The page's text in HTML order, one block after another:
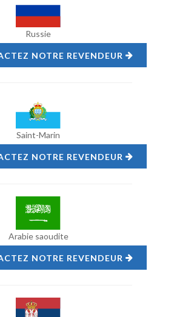
Russie
NOTRE REVENDEUR
Saint-Marin
NOTRE REVENDEUR
Arabie saoudite
NOTRE REVENDEUR